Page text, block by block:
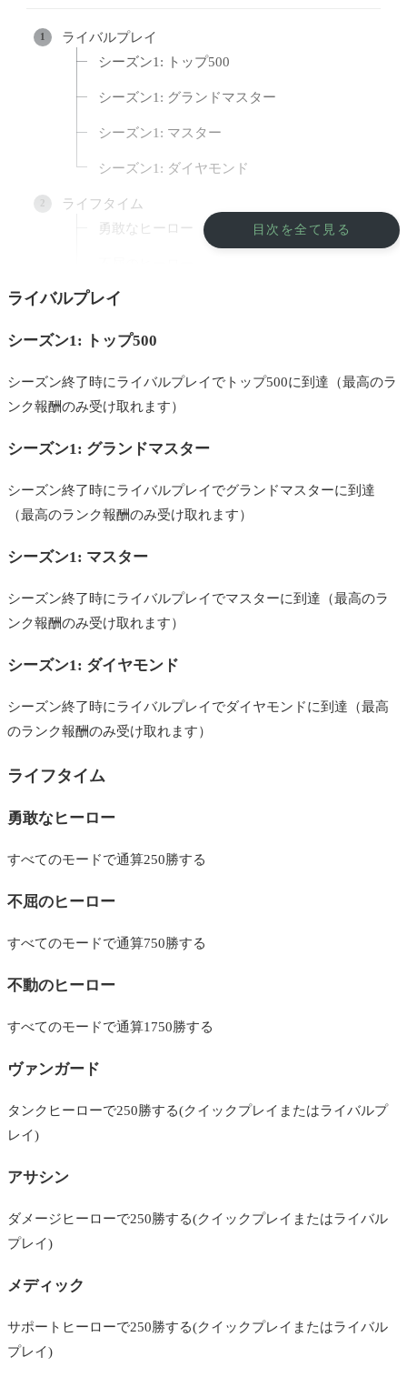
目次を全て見る
ライバルプレイ
シーズン1: トップ500
シーズン1: グランドマスター
シーズン1: マスター
シーズン1: ダイヤモンド
ライフタイム
勇敢なヒーロー
不動のヒーロー
ヴァンガード
メディック
オールスター
死刑執行人
パーティーマニア
ノマド
バトルフィクサー
データブローカー
テクノナイト
サイバーデーモン
ライバルプレイ
シーズン1: トップ500
シーズン終了時にライバルプレイでトップ500に到達（最高のラ
ンク報酬のみ受け取れます）
シーズン1: グランドマスター
シーズン終了時にライバルプレイでグランドマスターに到達
（最高のランク報酬のみ受け取れます）
シーズン1: マスター
シーズン終了時にライバルプレイでマスターに到達（最高のラ
ンク報酬のみ受け取れます）
シーズン1: ダイヤモンド
シーズン終了時にライバルプレイでダイヤモンドに到達（最高
のランク報酬のみ受け取れます）
ライフタイム
勇敢なヒーロー
すべてのモードで通算250勝する
不屈のヒーロー
すべてのモードで通算750勝する
不動のヒーロー
すべてのモードで通算1750勝する
ヴァンガード
タンクヒーローで250勝する(クイックプレイまたはライバルプ
レイ)
アサシン
ダメージヒーローで250勝する(クイックプレイまたはライバル
プレイ)
メディック
サポートヒーローで250勝する(クイックプレイまたはライバル
プレイ)